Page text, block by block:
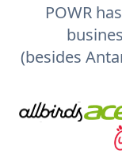
POWR
(besides